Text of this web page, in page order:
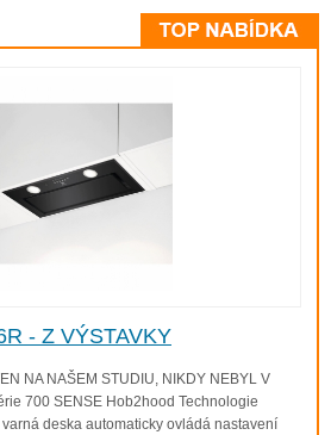
- Z VÝSTAVKY
NA NAŠEM STUDIU, NIKDY NEBYL V
700 SENSE Hob2hood Technologie
deska automaticky ovládá nastavení